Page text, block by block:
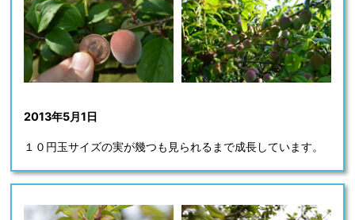
2013年5月1日
１０円玉サイズの実が幾つも見られるまで成長しています。